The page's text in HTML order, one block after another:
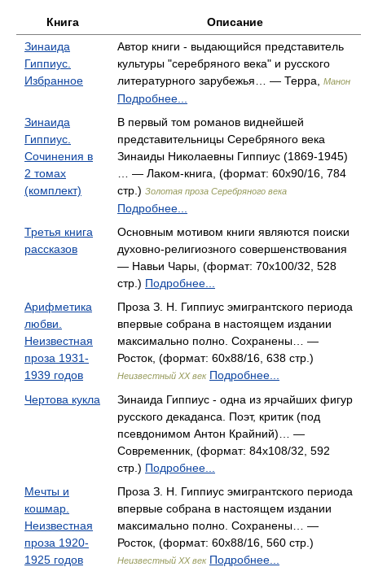
Книга
Описание
Зинаида
Гиппиус.
Избранное
Автор книги - выдающийся представитель
культуры "серебряного века" и русского
литературного зарубежья… — Терра,
Манон
Подробнее...
Зинаида
Гиппиус.
Сочинения в
2 томах
(комплект)
В первый том романов виднейшей
представительницы Серебряного века
Зинаиды Николаевны Гиппиус (1869-1945)
… — Лаком-книга, (формат: 60x90/16, 784
стр.) Золотая проза Серебряного века
Подробнее...
Третья книга
рассказов
Основным мотивом книги являются поиски
духовно-религиозного совершенствования
— Навьи Чары, (формат: 70x100/32, 528
стр.) Подробнее...
Арифметика
любви.
Неизвестная
проза 1931-
1939 годов
Проза З. Н. Гиппиус эмигрантского периода
впервые собрана в настоящем издании
максимально полно. Сохранены… —
Росток, (формат: 60x88/16, 638 стр.)
Неизвестный XX век Подробнее...
Чертова кукла
Зинаида Гиппиус - одна из ярчайших фигур
русского декаданса. Поэт, критик (под
псевдонимом Антон Крайний)… —
Современник, (формат: 84x108/32, 592
стр.) Подробнее...
Мечты и
кошмар.
Неизвестная
проза 1920-
1925 годов
Проза З. Н. Гиппиус эмигрантского периода
впервые собрана в настоящем издании
максимально полно. Сохранены… —
Росток, (формат: 60x88/16, 560 стр.)
Неизвестный XX век Подробнее...